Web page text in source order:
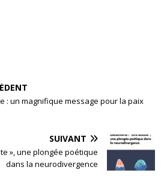
: un magnifique message pour la paix
SUIVANT
», une plongée poétique
dans la neurodivergence